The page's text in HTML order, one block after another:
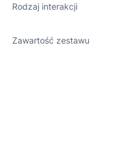
Rodzaj interakcji
Zawartość zestawu